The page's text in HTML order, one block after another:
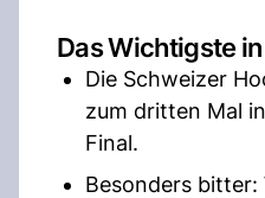
Das Wichtigste
Die Schweizer
zum dritten Mal
Final.
Besonders bitter: